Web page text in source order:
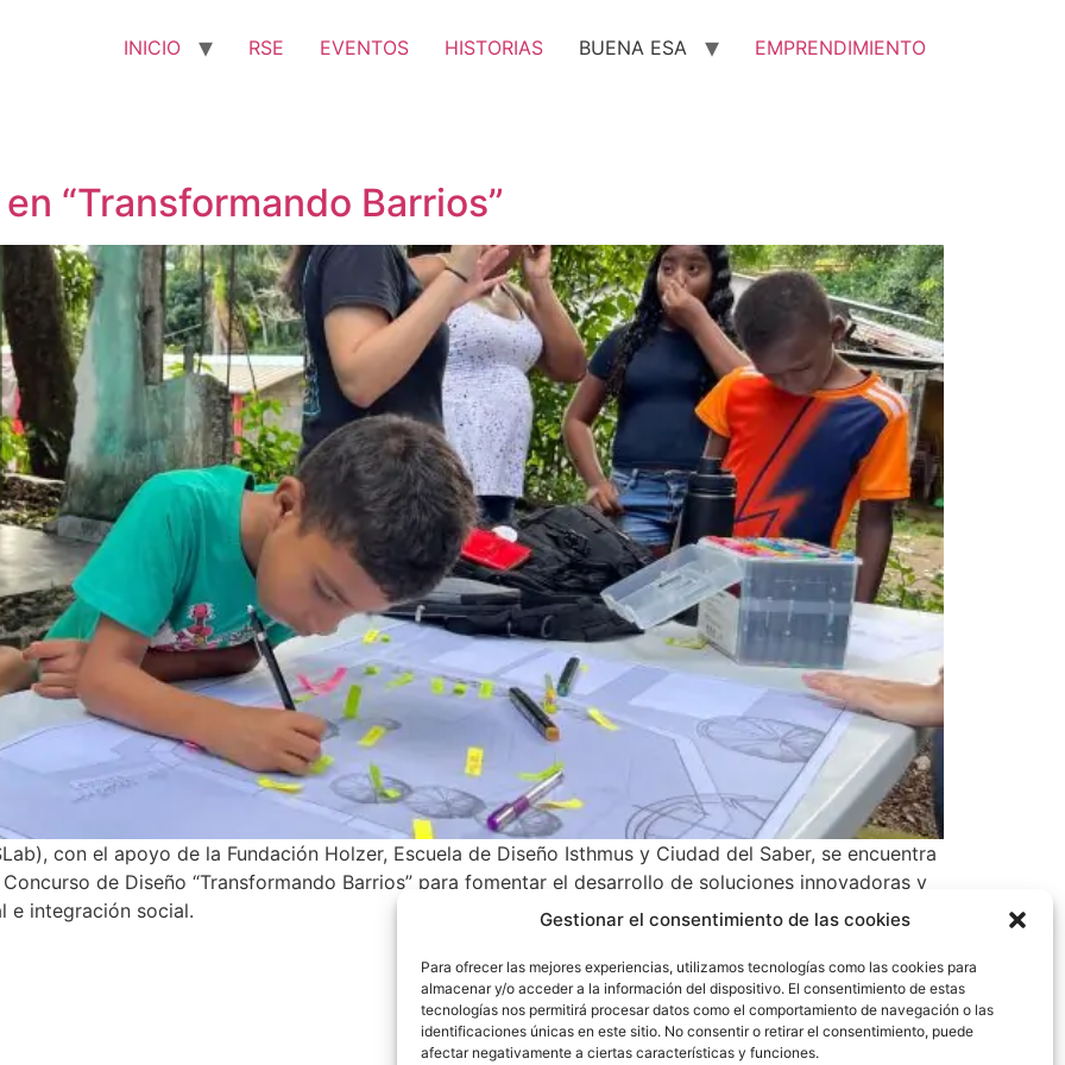
Gestionar el consentimiento de las cookies
Para ofrecer las mejores experiencias, utilizamos tecnologías como las cookies para
almacenar y/o acceder a la información del dispositivo. El consentimiento de estas
tecnologías nos permitirá procesar datos como el comportamiento de navegación o las
identificaciones únicas en este sitio. No consentir o retirar el consentimiento, puede
afectar negativamente a ciertas características y funciones.
INICIO RSE EVENTOS HISTORIAS BUENA ESA EMPRENDIMIENTO
“Transformando Barrios”
con el apoyo de la Fundación Holzer, Escuela de Diseño Isthmus y Ciudad del Saber, se encuentra
de Diseño “Transformando Barrios” para fomentar el desarrollo de soluciones innovadoras y
e integración social.